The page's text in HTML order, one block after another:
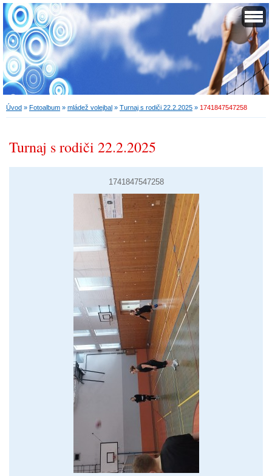
Úvod » Fotoalbum » mládež volejbal » Turnaj s rodiči 22.2.2025 » 1741847547258
Turnaj s rodiči 22.2.2025
1741847547258